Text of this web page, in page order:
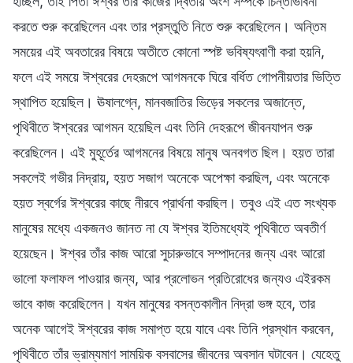
করতে শুরু করেছিলেন এবং তার প্রস্তুতি নিতে শুরু করেছিলেন। অন্তিম
সময়ের এই অবতারের বিষয়ে অতীতে কোনো স্পষ্ট ভবিষ্যৎবাণী করা হয়নি,
ফলে এই সময়ে ঈশ্বরের দেহরূপে আগমনকে ঘিরে বর্ধিত গোপনীয়তার ভিত্তি
স্থাপিত হয়েছিল। ঊষালগ্নে, মানবজাতির ভিড়ের সকলের অজান্তে,
পৃথিবীতে ঈশ্বরের আগমন হয়েছিল এবং তিনি দেহরূপে জীবনযাপন শুরু
করেছিলেন। এই মুহূর্তের আগমনের বিষয়ে মানুষ অনবগত ছিল। হয়ত তারা
সকলেই গভীর নিদ্রায়, হয়ত সজাগ অনেকে অপেক্ষা করছিল, এবং অনেকে
হয়ত স্বর্গের ঈশ্বরের কাছে নীরবে প্রার্থনা করছিল। তবুও এই এত সংখ্যক
মানুষের মধ্যে একজনও জানত না যে ঈশ্বর ইতিমধ্যেই পৃথিবীতে অবতীর্ণ
হয়েছেন। ঈশ্বর তাঁর কাজ আরো সুচারুভাবে সম্পাদনের জন্য এবং আরো
ভালো ফলাফল পাওয়ার জন্য, আর প্রলোভন প্রতিরোধের জন্যও এইরকম
ভাবে কাজ করেছিলেন। যখন মানুষের বসন্তকালীন নিদ্রা ভঙ্গ হবে, তার
অনেক আগেই ঈশ্বরের কাজ সমাপ্ত হয়ে যাবে এবং তিনি প্রস্থান করবেন,
পৃথিবীতে তাঁর ভ্রাম্যমাণ সাময়িক বসবাসের জীবনের অবসান ঘটাবেন। যেহেতু